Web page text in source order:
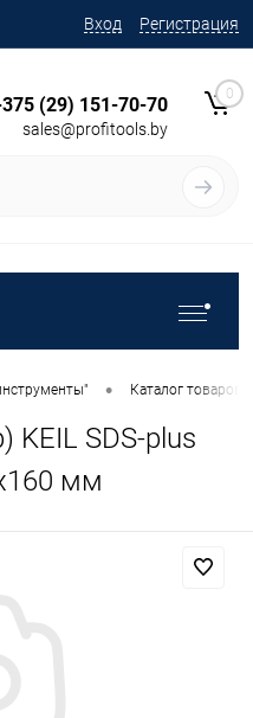
Вход Регистрация
(29) 151-70-70
sales@profitools.by
0
• Каталог товаров
KEIL SDS-plus
мм